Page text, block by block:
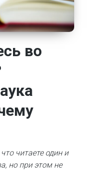
во
читаете один и
но при этом не